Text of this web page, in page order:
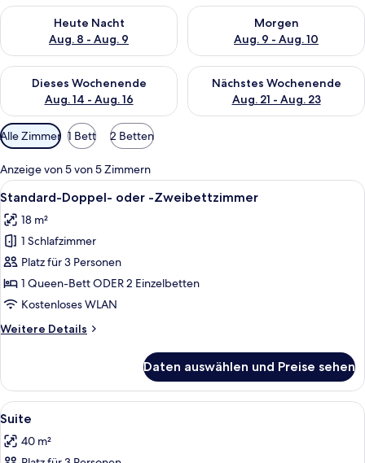
Heute Nacht
Aug. 8 - Aug. 9
Überprüfe die Verfügbarkeit für heute Nacht, Aug. 8 - Aug. 9.
Morgen
Aug. 9 - Aug. 10
Überprüfe die Verfügbarkeit
Dieses Wochenende
Aug. 14 - Aug. 16
Überprüfe die Verfügbarkeit für dieses Wochenende, Aug. 14
Nächstes Wochenende
Aug. 21 - Aug. 23
Überprüfe die Verfügbarkeit
Verfügbare
Filter
für
Zimmer
Alle Zimmer 1 Bett 2 Betten
Anzeige von 5 von 5 Zimmern
Alle
Fotos
für
Standard-
Doppel-
oder
-
anzeigen
Ein Hotelzimmer mit einem großen
9
Standard-Doppel- oder -Zweibettzimmer
18 m²
1 Schlafzimmer
Platz für 3 Personen
1 Queen-Bett ODER 2 Einzelbetten
Kostenloses WLAN
Weitere Details
Weitere
Doppel-
oder
-
Daten auswählen und Preise sehen
Alle
Fotos
für
20
Suite
40 m²